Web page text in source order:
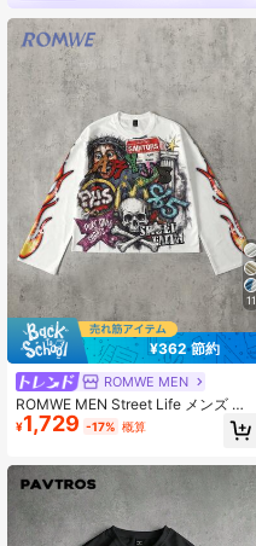
11
¥362 節約
ROMWE MEN
ROMWE MEN Street Life メンズ プ
リント 長袖Tシャツ ストリートウェ
ア ヴィンテージ
¥1,729 -17% 概算